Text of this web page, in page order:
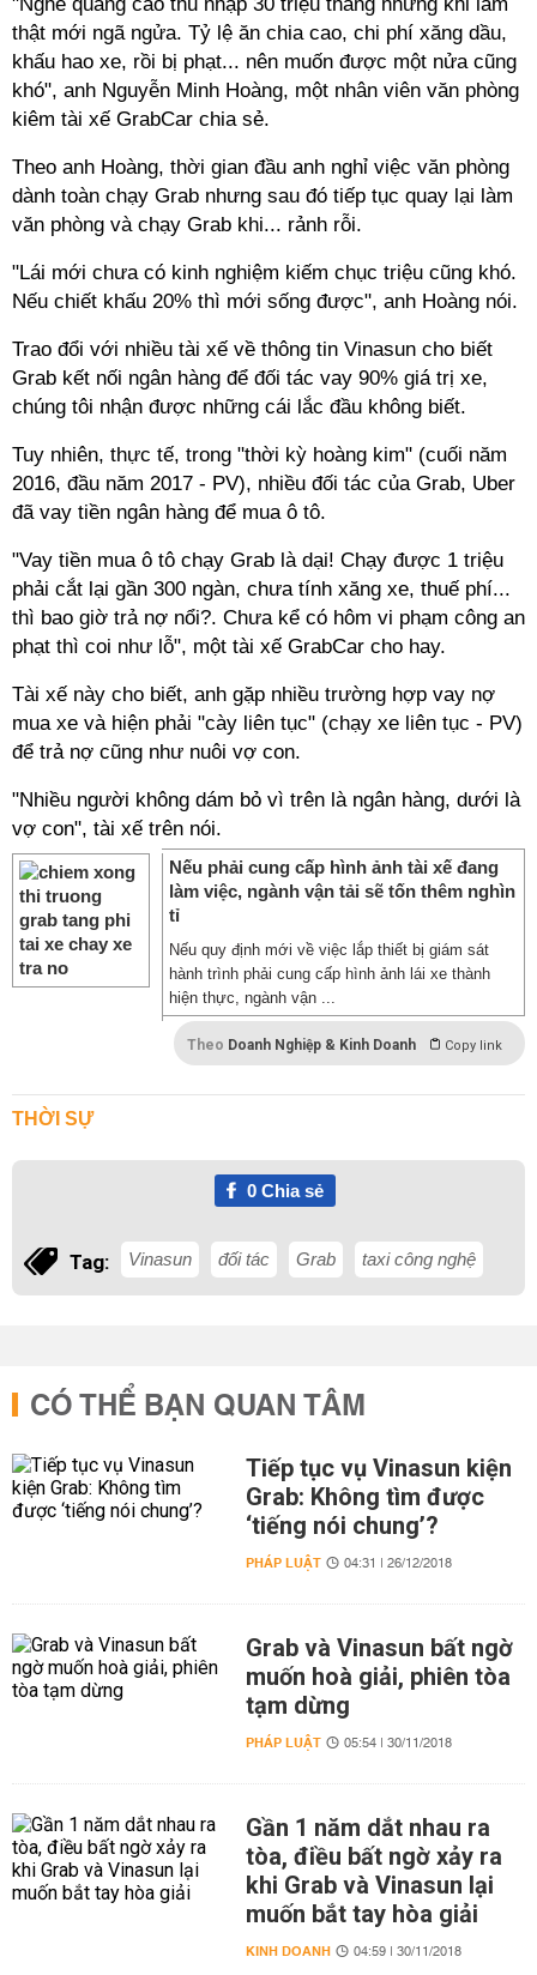
thật mới ngã ngửa. Tỷ lệ ăn chia cao, chi phí xăng dầu,
khấu hao xe, rồi bị phạt... nên muốn được một nửa cũng
khó", anh Nguyễn Minh Hoàng, một nhân viên văn phòng
kiêm tài xế GrabCar chia sẻ.
Theo anh Hoàng, thời gian đầu anh nghỉ việc văn phòng
dành toàn chạy Grab nhưng sau đó tiếp tục quay lại làm
văn phòng và chạy Grab khi... rảnh rỗi.
"Lái mới chưa có kinh nghiệm kiếm chục triệu cũng khó.
Nếu chiết khấu 20% thì mới sống được", anh Hoàng nói.
Trao đổi với nhiều tài xế về thông tin Vinasun cho biết
Grab kết nối ngân hàng để đối tác vay 90% giá trị xe,
chúng tôi nhận được những cái lắc đầu không biết.
Tuy nhiên, thực tế, trong "thời kỳ hoàng kim" (cuối năm
2016, đầu năm 2017 - PV), nhiều đối tác của Grab, Uber
đã vay tiền ngân hàng để mua ô tô.
"Vay tiền mua ô tô chạy Grab là dại! Chạy được 1 triệu
phải cắt lại gần 300 ngàn, chưa tính xăng xe, thuế phí...
thì bao giờ trả nợ nổi?. Chưa kể có hôm vi phạm công an
phạt thì coi như lỗ", một tài xế GrabCar cho hay.
Tài xế này cho biết, anh gặp nhiều trường hợp vay nợ
mua xe và hiện phải "cày liên tục" (chạy xe liên tục - PV)
để trả nợ cũng như nuôi vợ con.
"Nhiều người không dám bỏ vì trên là ngân hàng, dưới là
vợ con", tài xế trên nói.
Nếu phải cung cấp hình ảnh tài xế đang
làm việc, ngành vận tải sẽ tốn thêm nghìn
tỉ
Nếu quy định mới về việc lắp thiết bị giám sát
hành trình phải cung cấp hình ảnh lái xe thành
hiện thực, ngành vận ...
Theo Doanh Nghiệp & Kinh Doanh Copy link
THỜI SỰ
0Chia sẻ
Tag: Vinasun đối tác Grab taxi công nghệ
CÓ THỂ BẠN QUAN TÂM
Tiếp tục vụ Vinasun kiện
Grab: Không tìm được
‘tiếng nói chung’?
PHÁP LUẬT 04:31 | 26/12/2018
Grab và Vinasun bất ngờ
muốn hoà giải, phiên tòa
tạm dừng
PHÁP LUẬT 05:54 | 30/11/2018
Gần 1 năm dắt nhau ra
tòa, điều bất ngờ xảy ra
khi Grab và Vinasun lại
muốn bắt tay hòa giải
KINH DOANH 04:59 | 30/11/2018